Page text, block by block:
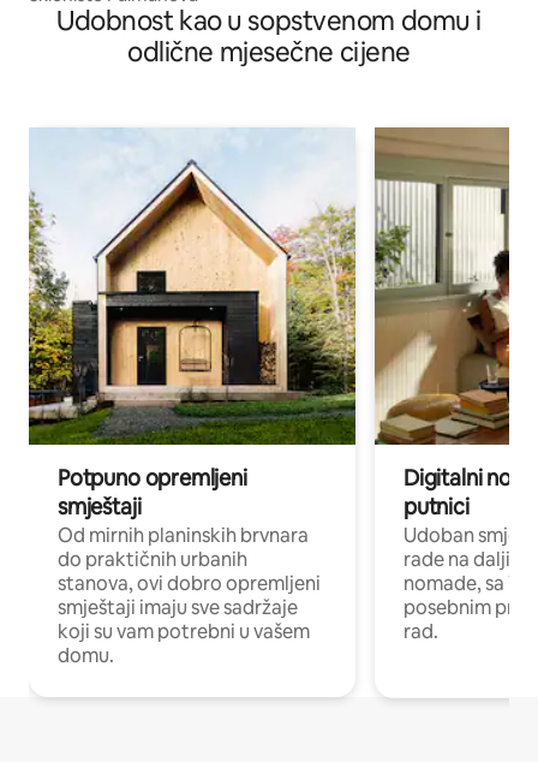
Udobnost kao u sopstvenom domu i
odlične mjesečne cijene
Potpuno opremljeni
smještaji
Od mirnih planinskih brvnara
do praktičnih urbanih
stanova, ovi dobro opremljeni
smještaji imaju sve sadržaje
koji su vam potrebni u vašem
domu.
Digitalni
putnici
Udoban
rade na
nomade, sa
posebnim
rad.